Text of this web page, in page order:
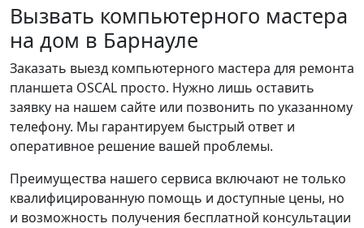
Вызвать компьютерного мастера
на дом в Барнауле
Заказать выезд компьютерного мастера для ремонта
планшета OSCAL просто. Нужно лишь оставить
заявку на нашем сайте или позвонить по указанному
телефону. Мы гарантируем быстрый ответ и
оперативное решение вашей проблемы.
Преимущества нашего сервиса включают не только
квалифицированную помощь и доступные цены, но
и возможность получения бесплатной консультации